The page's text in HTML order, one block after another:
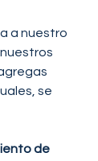
a nuestro
se
de